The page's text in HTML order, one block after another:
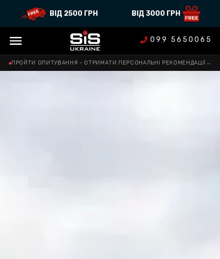
ВІД 2500 ГРН ВІД 3000 ГРН
099 5650065
ПРОЙТИ ОПИТУВАННЯ - ОТРИМАТИ ПЕРСОНАЛЬНІ РЕКОМЕНДАЦІЇ →